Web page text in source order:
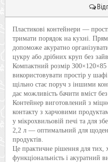
Пластикові контейнери —
тримати порядок на кухні.
допоможе акуратно
цукру або дрібних круп без
Компактний розмір 300×120×85
використовувати простір у
щільно стає поруч з іншими
дає можливість бачити вміст
Контейнер виготовлений з
контакту з харчовими
у мікрохвильовій печі та для
2,2 л — оптимальний для
продуктів.
Це практичне рішення для тих,
функціональність і акуратний